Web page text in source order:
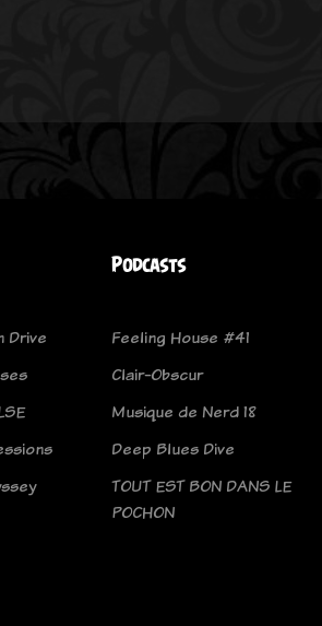
Drive
Podcasts
Feeling House #41
Clair-Obscur
Musique de Nerd 18
Deep Blues Dive
TOUT EST BON DANS LE
POCHON